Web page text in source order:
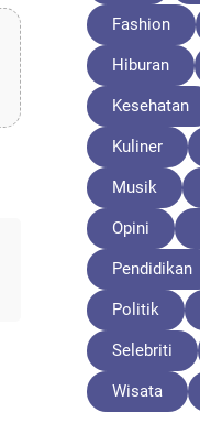
Fashion
Hiburan
Kesehatan
Kuliner
Musik
Opini
Pendidikan
Politik
Selebriti
Wisata